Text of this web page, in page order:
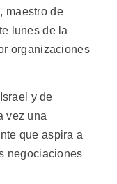
maestro de
lunes de la
organizaciones
y de
vez una
que aspira a
negociaciones